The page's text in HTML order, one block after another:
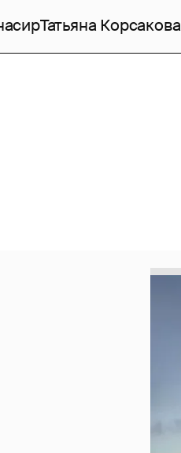
Татьяна Корсакова